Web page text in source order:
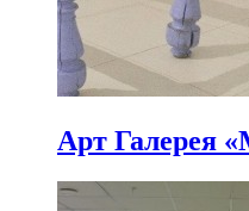
Арт Галерея